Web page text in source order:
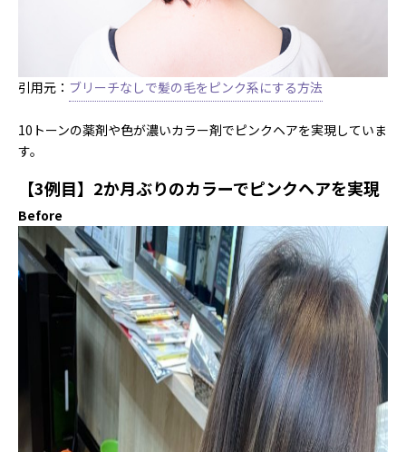
引用元： ブリーチなしで髪の毛をピンク系にする方法
10トーンの薬剤や色が濃いカラー剤でピンクヘアを実現していま
す。
【3例目】2か月ぶりのカラーでピンクヘアを実現
Before